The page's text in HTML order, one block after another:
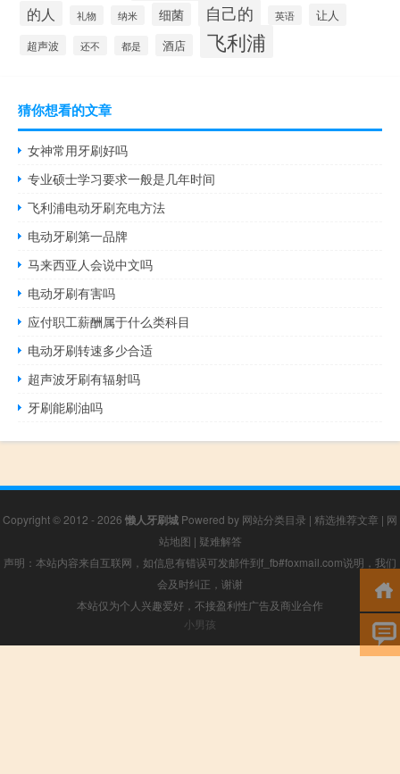
的人 礼物 纳米 细菌 自己的 英语 让人
超声波 还不 都是 酒店 飞利浦
猜你想看的文章
女神常用牙刷好吗
专业硕士学习要求一般是几年时间
飞利浦电动牙刷充电方法
电动牙刷第一品牌
马来西亚人会说中文吗
电动牙刷有害吗
应付职工薪酬属于什么类科目
电动牙刷转速多少合适
超声波牙刷有辐射吗
牙刷能刷油吗
Copyright © 2012 - 2026 懒人牙刷城 Powered by 网站分类目录 | 精选推荐文章 | 网
站地图 | 疑难解答
声明：本站内容来自互联网，如信息有错误可发邮件到f_fb#foxmail.com说明，我们
会及时纠正，谢谢
本站仅为个人兴趣爱好，不接盈利性广告及商业合作
小男孩